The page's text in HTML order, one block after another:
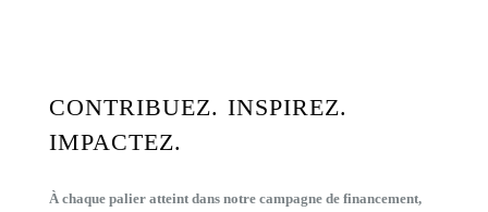
CONTRIBUEZ. INSPIREZ.
IMPACTEZ.
À chaque palier atteint dans notre campagne de financement,